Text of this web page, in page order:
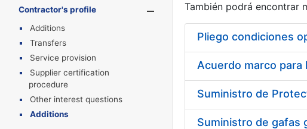
Contractor's profile
Show/Hide
Additions
Transfers
Service provision
Supplier certification
procedure
Other interest questions
Additions
También podrá encontrar
Pliego condiciones
Acuerdo marco para